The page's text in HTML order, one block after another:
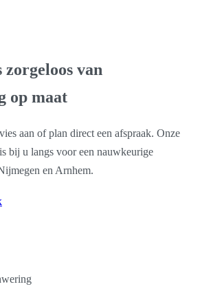
van
op maat
aan of plan direct een afspraak. Onze
bij u langs voor een nauwkeurige
en Arnhem.